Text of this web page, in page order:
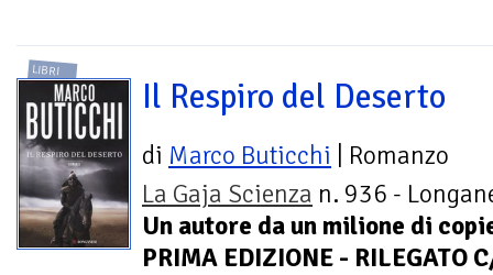
LIBRI
Il Respiro del Deserto
di Marco Buticchi | Romanzo
La Gaja Scienza n. 936 -
Un autore da un milione di
PRIMA EDIZIONE - RILEGATO